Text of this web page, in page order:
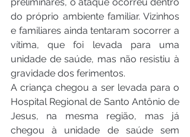
do próprio ambiente familiar. Vizinhos
e familiares ainda tentaram socorrer a
vítima, que foi levada para uma
unidade de saúde, mas não resistiu à
gravidade dos ferimentos.
A criança chegou a ser levada para o
Hospital Regional de Santo Antônio de
Jesus, na mesma região, mas já
chegou à unidade de saúde sem